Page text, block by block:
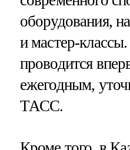
оборудования,
и мастер-
проводится
ежегодным,
ТАСС.